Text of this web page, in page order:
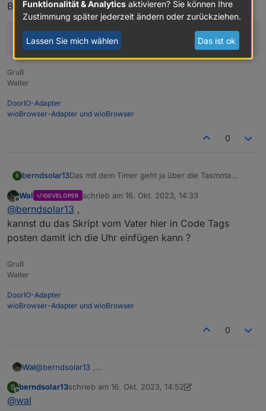
Befehl lautet wie in der Konsole:
=>DisplayClock2
Gruß
Walter
DoorIO-Adapter
wioBrowser-Adapter und wioBrowser
0
B berndsolar13Das mit dem Timer geht ja über die Tasmota
Offline
Wal DEVELOPER schrieb am 16. Okt. 2023, 14:33
zuletzt editiert von
@berndsolar13 ,
kannst du das Skript vom Vater hier in Code Tags
posten damit ich die Uhr einfügen kann ?
Gruß
Walter
DoorIO-Adapter
wioBrowser-Adapter und wioBrowser
0
Wal@berndsolar13
damit ich die Uhr einfügen kann ?
B
Offline
berndsolar13schrieb am 16. Okt. 2023, 14:52
zuletzt editiert von berndsolar13
@wal
Funktionalität & Analytics aktivieren? Sie können Ihre
Zustimmung später jederzeit ändern oder zurückziehen.
Lassen Sie mich wählen Das ist ok